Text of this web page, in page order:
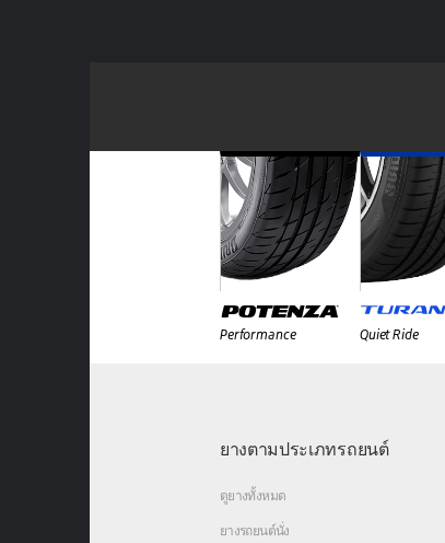
Performance Quiet Ride
ยางตามประเภทรถยนต์
ดูยางทั้งหมด
ยางรถยนต์นั่ง